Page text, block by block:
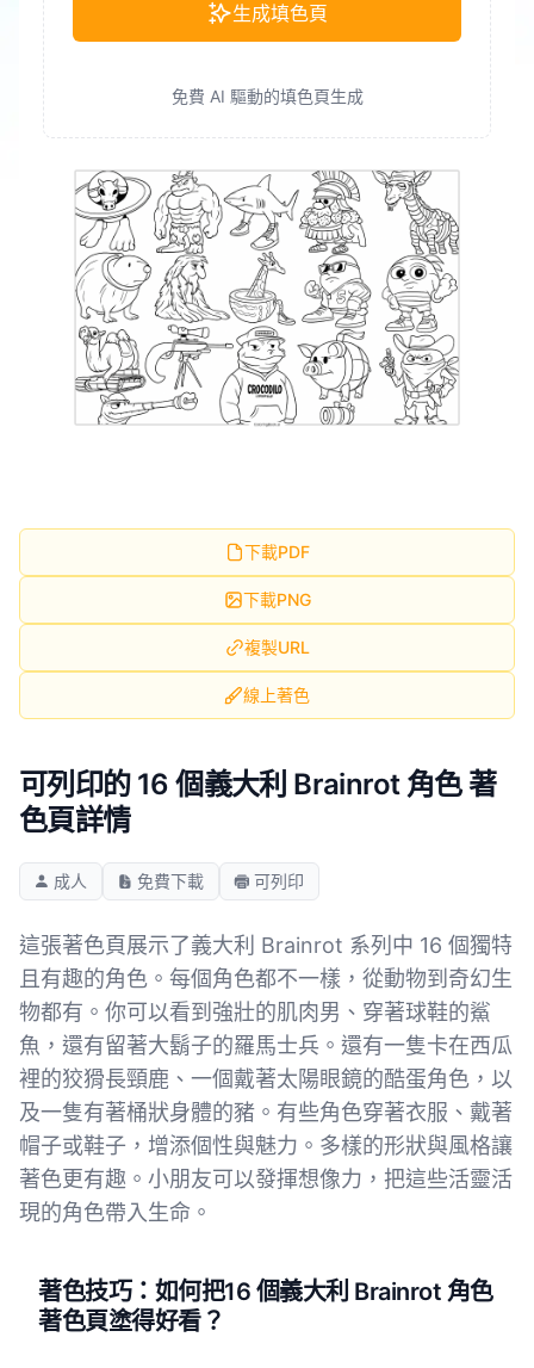
生成填色頁
免費 AI 驅動的填色頁生成
下載PDF
下載PNG
複製URL
線上著色
可列印的 16 個義大利 Brainrot 角色 著
色頁詳情
成人 免費下載 可列印
這張著色頁展示了義大利 Brainrot 系列中 16 個獨特
且有趣的角色。每個角色都不一樣，從動物到奇幻生
物都有。你可以看到強壯的肌肉男、穿著球鞋的鯊
魚，還有留著大鬍子的羅馬士兵。還有一隻卡在西瓜
裡的狡猾長頸鹿、一個戴著太陽眼鏡的酷蛋角色，以
及一隻有著桶狀身體的豬。有些角色穿著衣服、戴著
帽子或鞋子，增添個性與魅力。多樣的形狀與風格讓
著色更有趣。小朋友可以發揮想像力，把這些活靈活
現的角色帶入生命。
著色技巧：如何把16 個義大利 Brainrot 角色
著色頁塗得好看？